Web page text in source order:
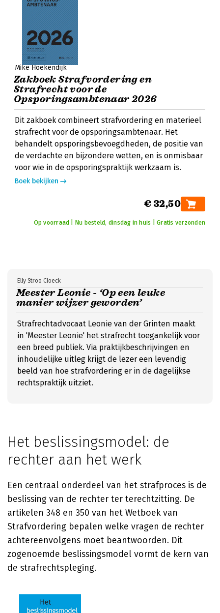
Mike Hoekendijk
Zakboek Strafvordering en
Strafrecht voor de
Opsporingsambtenaar 2026
Dit zakboek combineert strafvordering en materieel
strafrecht voor de opsporingsambtenaar. Het
behandelt opsporingsbevoegdheden, de positie van
de verdachte en bijzondere wetten, en is onmisbaar
voor wie in de opsporingspraktijk werkzaam is.
Boek bekijken
€ 32,50
Op voorraad | Nu besteld, dinsdag in huis | Gratis verzonden
Meester Leonie - ‘Op een leuke
manier wijzer geworden’
Elly Stroo Cloeck
Strafrechtadvocaat Leonie van der Grinten maakt
in 'Meester Leonie' het strafrecht toegankelijk voor
een breed publiek. Via praktijkbeschrijvingen en
inhoudelijke uitleg krijgt de lezer een levendig
beeld van hoe strafvordering er in de dagelijkse
rechtspraktijk uitziet.
Het beslissingsmodel: de
rechter aan het werk
Een centraal onderdeel van het strafproces is de
beslissing van de rechter ter terechtzitting. De
artikelen 348 en 350 van het Wetboek van
Strafvordering bepalen welke vragen de rechter
achtereenvolgens moet beantwoorden. Dit
zogenoemde beslissingsmodel vormt de kern van
de strafrechtspleging.